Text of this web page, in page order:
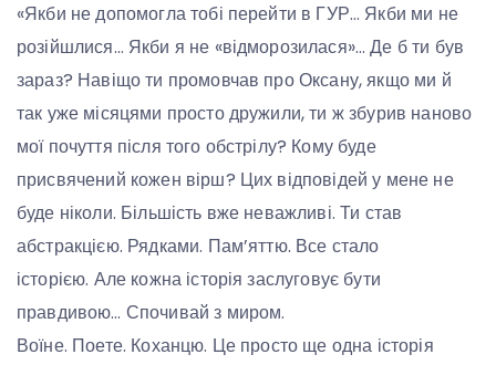
«Якби не допомогла тобі перейти в ГУР… Якби ми не
розійшлися… Якби я не «відморозилася»… Де б ти був
зараз? Навіщо ти промовчав про Оксану, якщо ми й
так уже місяцями просто дружили, ти ж збурив наново
мої почуття після того обстрілу? Кому буде
присвячений кожен вірш? Цих відповідей у мене не
буде ніколи. Більшість вже неважливі. Ти став
абстракцією. Рядками. Пам’яттю. Все стало
історією. Але кожна історія заслуговує бути
правдивою… Спочивай з миром.
Воїне. Поете. Коханцю. Це просто ще одна історія